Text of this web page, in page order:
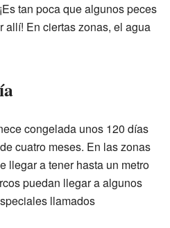
tan poca que algunos peces
allí! En ciertas zonas, el agua
congelada unos 120 días
cuatro meses. En las zonas
llegar a tener hasta un metro
puedan llegar a algunos
llamados